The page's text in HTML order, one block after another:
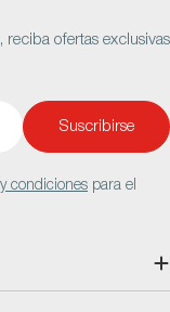
reciba ofertas exclusivas
Suscribirse
condiciones para el